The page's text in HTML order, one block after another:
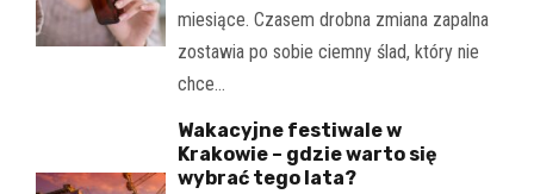
miesiące. Czasem drobna zmiana zapalna
zostawia po sobie ciemny ślad, który nie
chce…
Wakacyjne festiwale w
Krakowie – gdzie warto się
wybrać tego lata?